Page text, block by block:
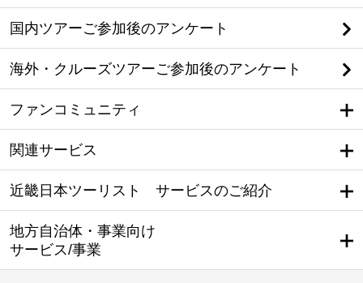
国内ツアーご参加後のアンケート
海外・クルーズツアーご参加後のアンケート
ファンコミュニティ
関連サービス
近畿日本ツーリスト サービスのご紹介
地方自治体・事業向け
サービス/事業